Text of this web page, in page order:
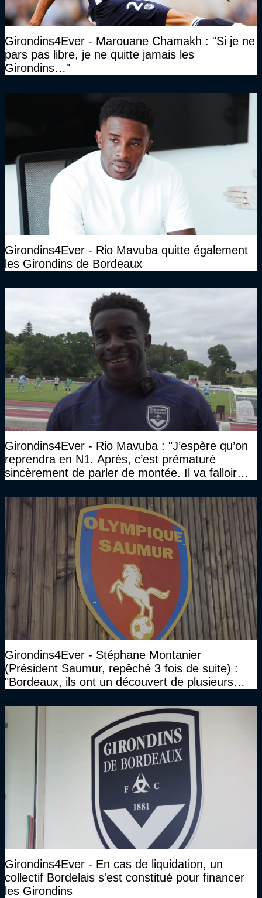
Girondins4Ever - Marouane Chamakh : "Si je ne
pars pas libre, je ne quitte jamais les
Girondins…"
Girondins4Ever - Rio Mavuba quitte également
les Girondins de Bordeaux
Girondins4Ever - Rio Mavuba : "J’espère qu’on
reprendra en N1. Après, c’est prématuré
sincèrement de parler de montée. Il va falloir
Girondins4Ever - Stéphane Montanier
(Président Saumur, repêché 3 fois de suite) :
"Bordeaux, ils ont un découvert de plusieurs
Girondins4Ever - En cas de liquidation, un
collectif Bordelais s'est constitué pour financer
les Girondins